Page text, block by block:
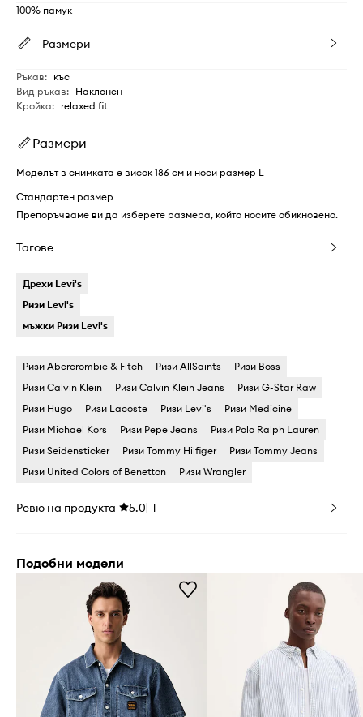
100% памук
Размери
Ръкав: къс
Вид ръкав: Наклонен
Кройка: relaxed fit
Размери
Моделът в снимката е висок 186 см и носи размер L
Стандартен размер
Препоръчваме ви да изберете размера, който носите обикновено.
Тагове
Дрехи Levi's
Ризи Levi's
мъжки Ризи Levi's
Ризи Abercrombie & Fitch Ризи AllSaints
Ризи Boss
Ризи Calvin Klein
Ризи Calvin Klein Jeans
Ризи G-Star Raw
Ризи Hugo
Ризи Lacoste Ризи Levi's
Ризи Medicine
Ризи Michael Kors
Ризи Pepe Jeans
Ризи Polo Ralph Lauren
Ризи Seidensticker
Ризи Tommy Hilfiger
Ризи Tommy Jeans
Ризи United Colors of Benetton
Ризи Wrangler
Ревю на продукта 5.0 1
Подобни модели